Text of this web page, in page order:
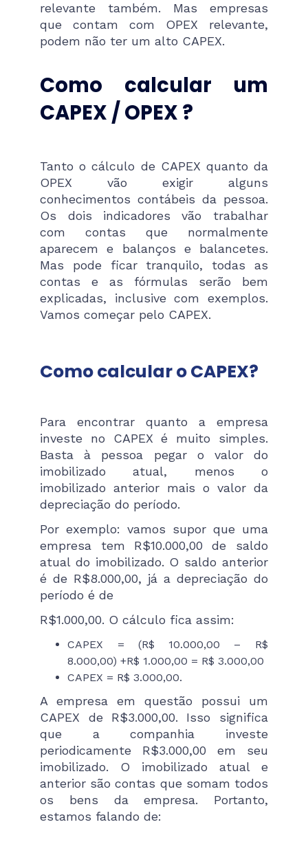
relevante também. Mas empresas
que contam com OPEX relevante,
podem não ter um alto CAPEX.
Como calcular um
CAPEX / OPEX ?
Tanto o cálculo de CAPEX quanto da
OPEX vão exigir alguns
conhecimentos contábeis da pessoa.
Os dois indicadores vão trabalhar
com contas que normalmente
aparecem e balanços e balancetes.
Mas pode ficar tranquilo, todas as
contas e as fórmulas serão bem
explicadas, inclusive com exemplos.
Vamos começar pelo CAPEX.
Como calcular o CAPEX?
Para encontrar quanto a empresa
investe no CAPEX é muito simples.
Basta à pessoa pegar o valor do
imobilizado atual, menos o
imobilizado anterior mais o valor da
depreciação do período.
Por exemplo: vamos supor que uma
empresa tem R$10.000,00 de saldo
atual do imobilizado. O saldo anterior
é de R$8.000,00, já a depreciação do
período é de
R$1.000,00. O cálculo fica assim:
CAPEX = (R$ 10.000,00 – R$
8.000,00) +R$ 1.000,00 = R$ 3.000,00
CAPEX = R$ 3.000,00.
A empresa em questão possui um
CAPEX de R$3.000,00. Isso significa
que a companhia investe
periodicamente R$3.000,00 em seu
imobilizado. O imobilizado atual e
anterior são contas que somam todos
os bens da empresa. Portanto,
estamos falando de: